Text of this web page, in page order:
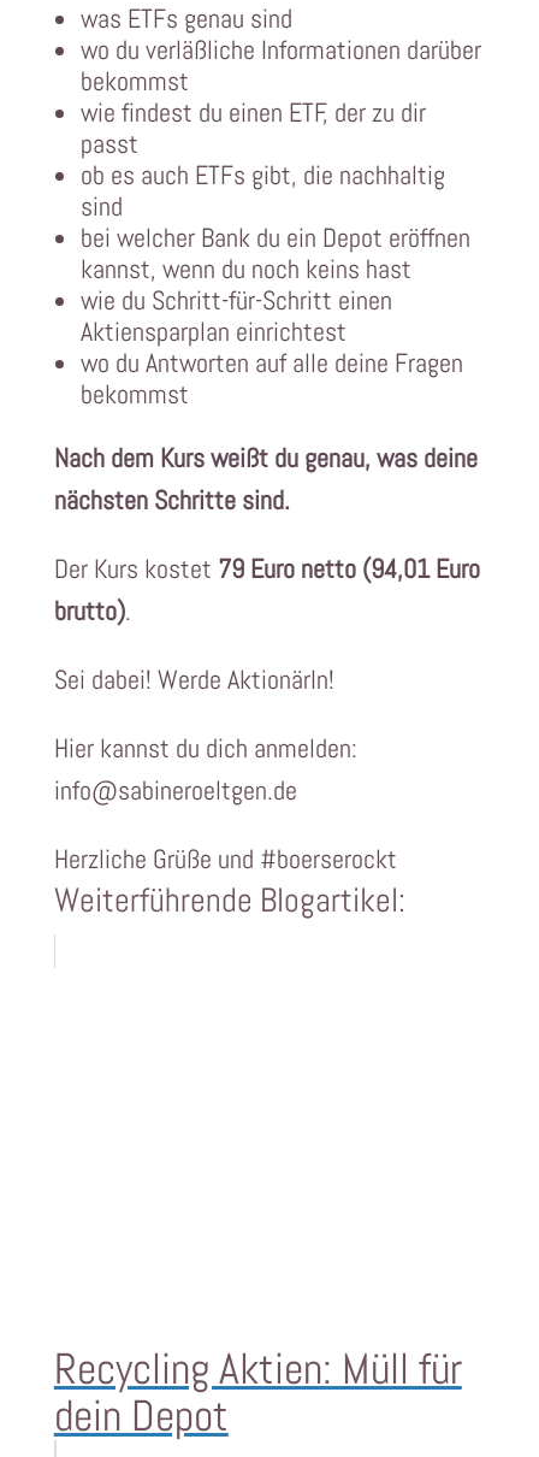
was ETFs genau sind
wo du verläßliche Informationen darüber
bekommst
wie findest du einen ETF, der zu dir
passt
ob es auch ETFs gibt, die nachhaltig
sind
bei welcher Bank du ein Depot eröffnen
kannst, wenn du noch keins hast
wie du Schritt-für-Schritt einen
Aktiensparplan einrichtest
wo du Antworten auf alle deine Fragen
bekommst
Nach dem Kurs weißt du genau, was deine
nächsten Schritte sind.
Der Kurs kostet 79 Euro netto (94,01 Euro
brutto).
Sei dabei! Werde AktionärIn!
Hier kannst du dich anmelden:
info@sabineroeltgen.de
Herzliche Grüße und #boerserockt
Weiterführende Blogartikel:
Recycling Aktien: Müll für
dein Depot